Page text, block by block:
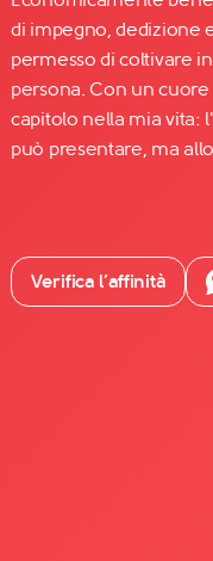
Facebook
YouTube
Instagram
di impegno, dedizione
permesso di coltivare
persona. Con un
capitolo nella mia vita:
può presentare, ma
Verifica l’affinità